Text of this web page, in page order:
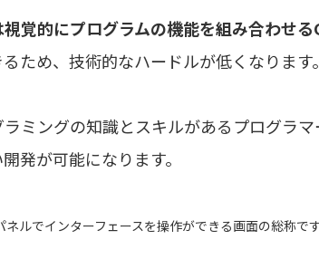
覚的にプログラムの機能を組み合わせ
ため、技術的なハードルが低くなります。
ミングの知識とスキルがあるプログラ
発が可能になります。
ルでインターフェースを操作ができる画面の総称で